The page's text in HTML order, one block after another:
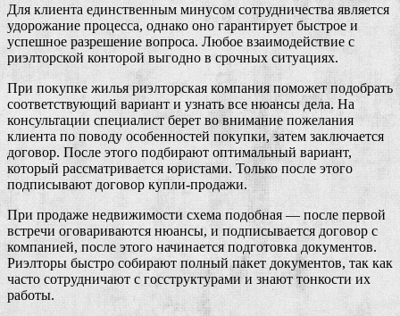
Для клиента единственным минусом сотрудничества является
удорожание процесса, однако оно гарантирует быстрое и
успешное разрешение вопроса. Любое взаимодействие с
риэлторской конторой выгодно в срочных ситуациях.
При покупке жилья риэлторская компания поможет подобрать
соответствующий вариант и узнать все нюансы дела. На
консультации специалист берет во внимание пожелания
клиента по поводу особенностей покупки, затем заключается
договор. После этого подбирают оптимальный вариант,
который рассматривается юристами. Только после этого
подписывают договор купли-продажи.
При продаже недвижимости схема подобная — после первой
встречи оговариваются нюансы, и подписывается договор с
компанией, после этого начинается подготовка документов.
Риэлторы быстро собирают полный пакет документов, так как
часто сотрудничают с госструктурами и знают тонкости их
работы.